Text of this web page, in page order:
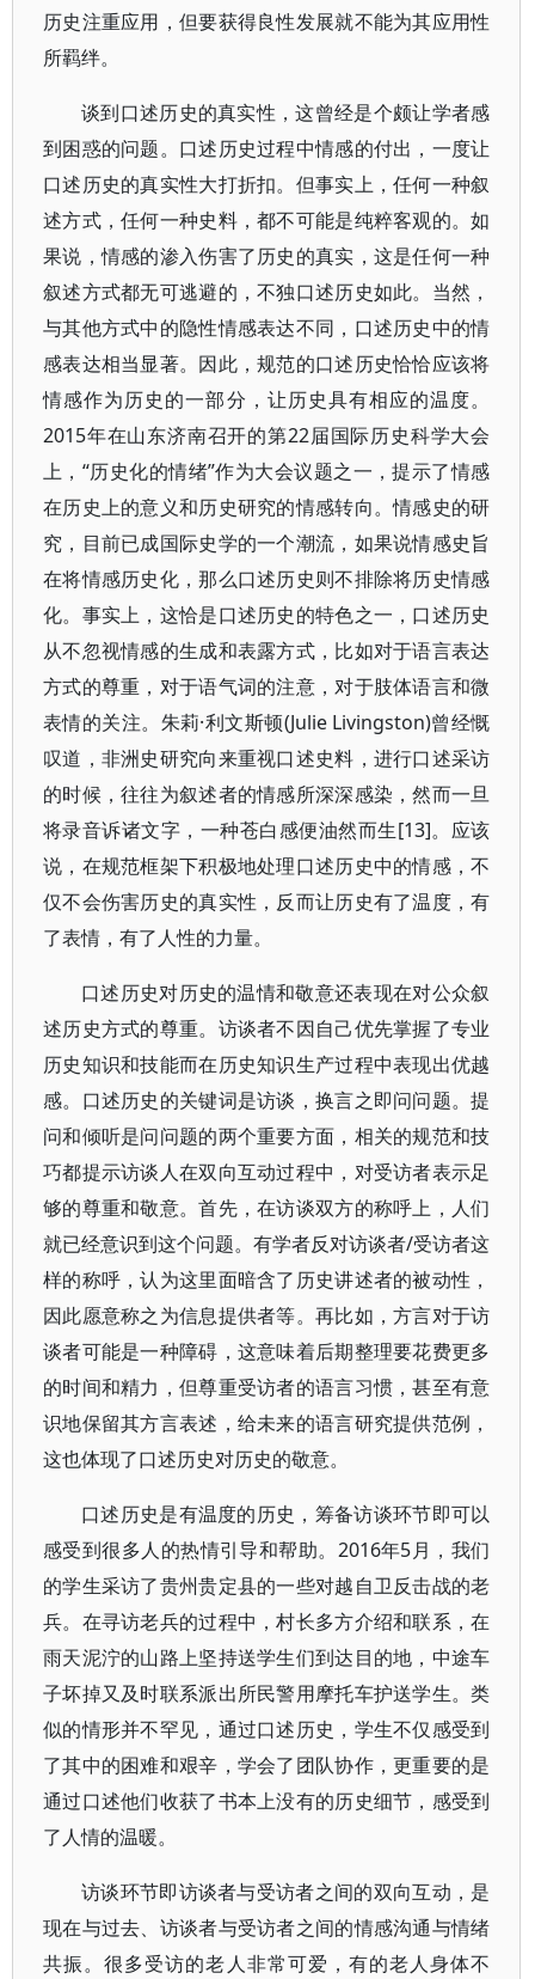
历史注重应用，但要获得良性发展就不能为其应用性
所羁绊。
谈到口述历史的真实性，这曾经是个颇让学者感
到困惑的问题。口述历史过程中情感的付出，一度让
口述历史的真实性大打折扣。但事实上，任何一种叙
述方式，任何一种史料，都不可能是纯粹客观的。如
果说，情感的渗入伤害了历史的真实，这是任何一种
叙述方式都无可逃避的，不独口述历史如此。当然，
与其他方式中的隐性情感表达不同，口述历史中的情
感表达相当显著。因此，规范的口述历史恰恰应该将
情感作为历史的一部分，让历史具有相应的温度。
2015年在山东济南召开的第22届国际历史科学大会
上，“历史化的情绪”作为大会议题之一，提示了情感
在历史上的意义和历史研究的情感转向。情感史的研
究，目前已成国际史学的一个潮流，如果说情感史旨
在将情感历史化，那么口述历史则不排除将历史情感
化。事实上，这恰是口述历史的特色之一，口述历史
从不忽视情感的生成和表露方式，比如对于语言表达
方式的尊重，对于语气词的注意，对于肢体语言和微
表情的关注。朱莉·利文斯顿(Julie Livingston)曾经慨
叹道，非洲史研究向来重视口述史料，进行口述采访
的时候，往往为叙述者的情感所深深感染，然而一旦
将录音诉诸文字，一种苍白感便油然而生[13]。应该
说，在规范框架下积极地处理口述历史中的情感，不
仅不会伤害历史的真实性，反而让历史有了温度，有
了表情，有了人性的力量。
口述历史对历史的温情和敬意还表现在对公众叙
述历史方式的尊重。访谈者不因自己优先掌握了专业
历史知识和技能而在历史知识生产过程中表现出优越
感。口述历史的关键词是访谈，换言之即问问题。提
问和倾听是问问题的两个重要方面，相关的规范和技
巧都提示访谈人在双向互动过程中，对受访者表示足
够的尊重和敬意。首先，在访谈双方的称呼上，人们
就已经意识到这个问题。有学者反对访谈者/受访者这
样的称呼，认为这里面暗含了历史讲述者的被动性，
因此愿意称之为信息提供者等。再比如，方言对于访
谈者可能是一种障碍，这意味着后期整理要花费更多
的时间和精力，但尊重受访者的语言习惯，甚至有意
识地保留其方言表述，给未来的语言研究提供范例，
这也体现了口述历史对历史的敬意。
口述历史是有温度的历史，筹备访谈环节即可以
感受到很多人的热情引导和帮助。2016年5月，我们
的学生采访了贵州贵定县的一些对越自卫反击战的老
兵。在寻访老兵的过程中，村长多方介绍和联系，在
雨天泥泞的山路上坚持送学生们到达目的地，中途车
子坏掉又及时联系派出所民警用摩托车护送学生。类
似的情形并不罕见，通过口述历史，学生不仅感受到
了其中的困难和艰辛，学会了团队协作，更重要的是
通过口述他们收获了书本上没有的历史细节，感受到
了人情的温暖。
访谈环节即访谈者与受访者之间的双向互动，是
现在与过去、访谈者与受访者之间的情感沟通与情绪
共振。很多受访的老人非常可爱，有的老人身体不